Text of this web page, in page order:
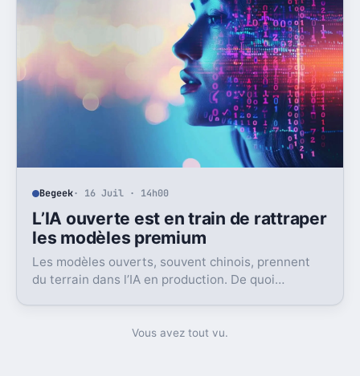
Begeek· 16 Juil · 14h00
L’IA ouverte est en train de rattraper
les modèles premium
Les modèles ouverts, souvent chinois, prennent
du terrain dans l’IA en production. De quoi